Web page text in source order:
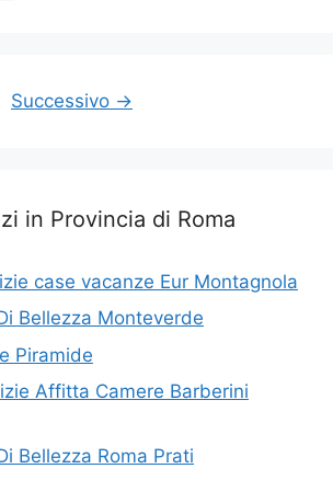
Successivo →
in Provincia di Roma
case vacanze Eur Montagnola
Bellezza Monteverde
Piramide
Affitta Camere Barberini
Bellezza Roma Prati